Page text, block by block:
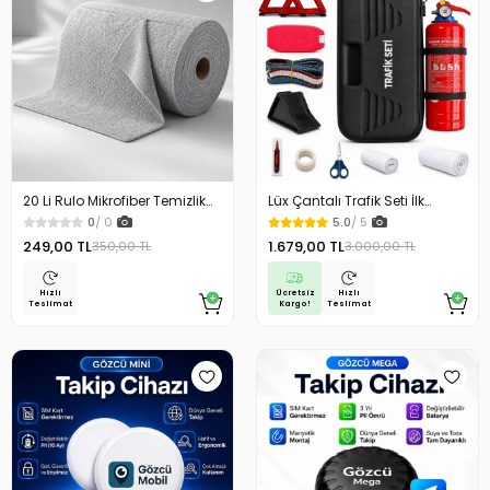
20 Li Rulo Mikrofiber Temizlik
Bezi 25x25 cm Çok Amaçlı
Kopart Kullan Kaliteli
0/ 0
249,00 TL350,00 TL
Hızlı
Teslimat
Lüx Çantalı Trafik Seti İlk
Yardım Seti 1 Kg Yangın
Söndürme Tüplü Tüvtürk
Uyumlu
5.0/ 5
1.679,00 TL3.000,00 TL
Ücretsiz
Kargo!
Hızlı
Teslimat